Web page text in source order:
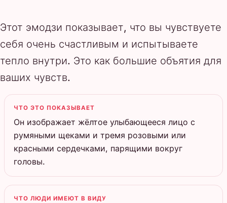
Этот эмодзи показывает, что вы чувствуете
себя очень счастливым и испытываете
тепло внутри. Это как большие объятия для
ваших чувств.
ЧТО ЭТО ПОКАЗЫВАЕТ
Он изображает жёлтое улыбающееся лицо с
румяными щеками и тремя розовыми или
красными сердечками, парящими вокруг
головы.
ЧТО ЛЮДИ ИМЕЮТ В ВИДУ